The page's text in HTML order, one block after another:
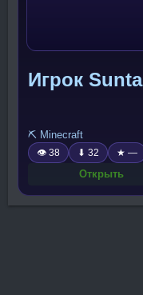
Игрок Sunta
⛏️ Minecraft
👁 38 ⬇ 32 ★ —
Открыть